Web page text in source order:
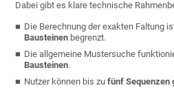
Dabei gibt es klare technische
Die Berechnung der exakten Faltung
Bausteinen begrenzt.
Die allgemeine Mustersuche
Bausteinen.
Nutzer können bis zufünf Sequenzen